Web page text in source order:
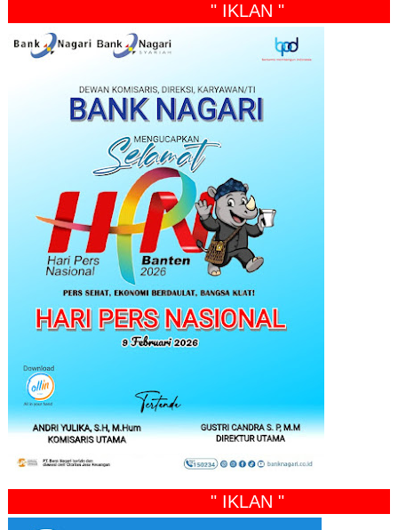
" IKLAN "
" IKLAN "